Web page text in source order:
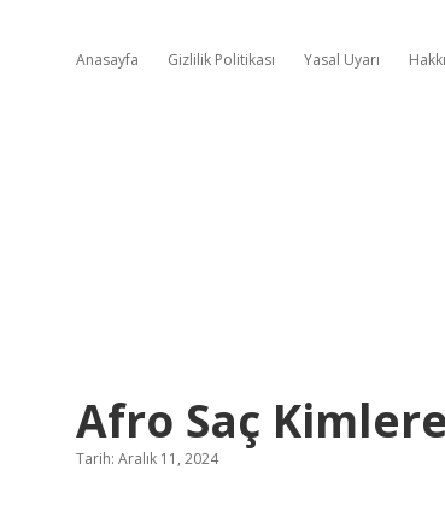
Anasayfa Gizlilik Politikası Yasal Uyarı
Afro Saç Kimlere
Tarih: Aralık 11, 2024